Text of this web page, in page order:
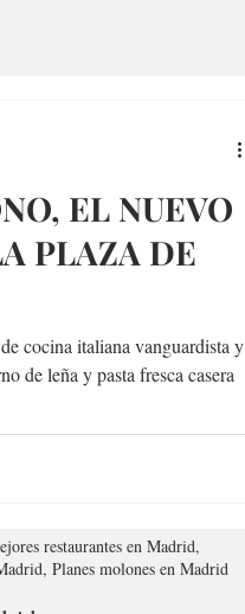
EL NUEVO
PLAZA DE
cocina italiana vanguardista y
de leña y pasta fresca casera
restaurantes en Madrid,
Planes molones en Madrid